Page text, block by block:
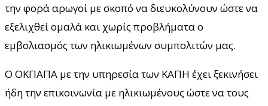
την φορά αρωγοί με σκοπό να διευκολύνουν ώστε να
εξελιχθεί ομαλά και χωρίς προβλήματα ο
εμβολιασμός των ηλικιωμένων συμπολιτών μας.
Ο ΟΚΠΑΠΑ με την υπηρεσία των ΚΑΠΗ έχει ξεκινήσει
ήδη την επικοινωνία με ηλικιωμένους ώστε να τους